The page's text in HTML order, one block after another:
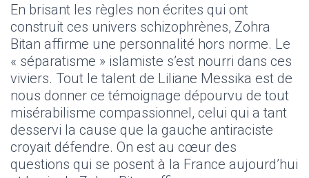
En brisant les règles non écrites qui ont
construit ces univers schizophrènes, Zohra
Bitan affirme une personnalité hors norme. Le
« séparatisme » islamiste s’est nourri dans ces
viviers. Tout le talent de Liliane Messika est de
nous donner ce témoignage dépourvu de tout
misérabilisme compassionnel, celui qui a tant
desservi la cause que la gauche antiraciste
croyait défendre. On est au cœur des
questions qui se posent à la France aujourd’hui